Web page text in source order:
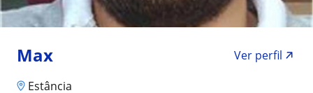
Max
Ver perfil
Estância